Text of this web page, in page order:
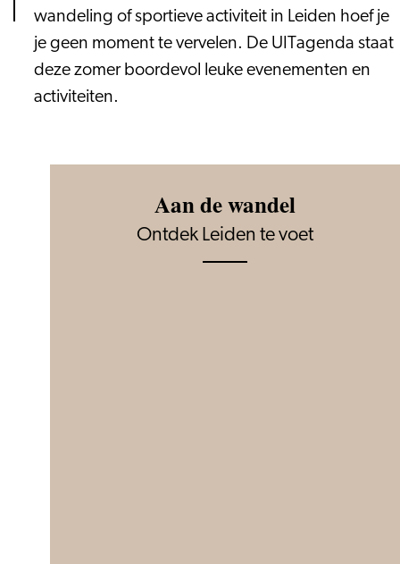
wandeling of sportieve activiteit in Leiden hoef je
je geen moment te vervelen. De UITagenda staat
deze zomer boordevol leuke evenementen en
activiteiten.
Aan de wandel
Ontdek Leiden te voet